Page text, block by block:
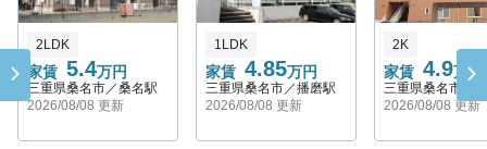
2LDK
家賃 5.4万円
三重県桑名市／桑名駅
2026/08/08 更新
1LDK
家賃 4.85万円
三重県桑名市／播磨駅
2026/08/08 更新
2K
家賃 4.9万円
三重県桑名市／
2026/08/08 更新